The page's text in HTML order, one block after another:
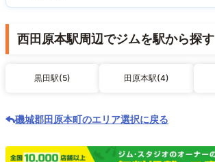
西田原本駅周辺でジムを駅から探す
黒田駅(5) 田原本駅(4)
磯城郡田原本町のエリア選択に戻る